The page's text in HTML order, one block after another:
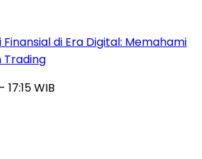
di Era Digital: Memahami
Trading
WIB